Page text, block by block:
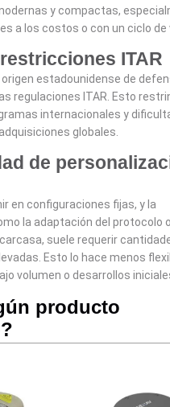
y compactas,
a los costos o con un ciclo de
ITAR
estadounidense de
regulaciones ITAR. Esto
internacionales y
globales.
de
en configuraciones fijas, y la
la adaptación del protocolo
suele requerir
Esto lo hace menos
volumen o desarrollos
producto